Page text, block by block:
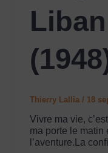
Thierry Lallia / 18
Vivre ma vie,
ma porte le matin
l’aventure.La